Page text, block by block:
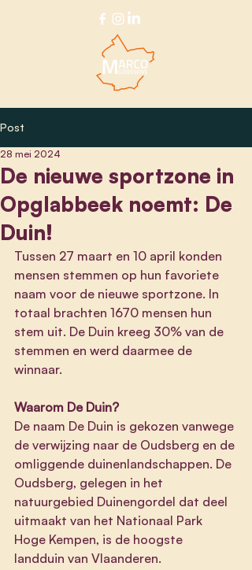
Post
De nieuwe sportzone in
Opglabbeek noemt: De
Duin!
28 mei 2024
Tussen 27 maart en 10 april konden
mensen stemmen op hun favoriete
naam voor de nieuwe sportzone. In
totaal brachten 1670 mensen hun
stem uit. De Duin kreeg 30% van de
stemmen en werd daarmee de
winnaar.
Waarom De Duin?
De naam De Duin is gekozen vanwege
de verwijzing naar de Oudsberg en de
omliggende duinenlandschappen. De
Oudsberg, gelegen in het
natuurgebied Duinengordel dat deel
uitmaakt van het Nationaal Park
Hoge Kempen, is de hoogste
landduin van Vlaanderen.